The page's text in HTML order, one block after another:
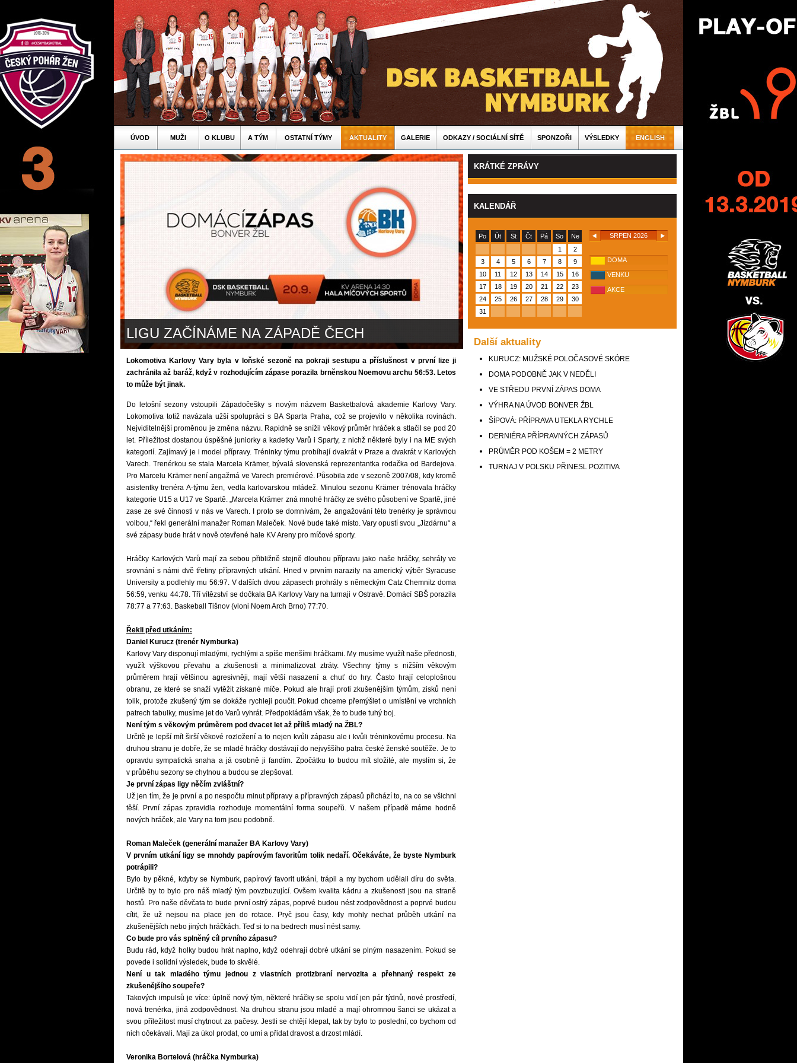
ÚVOD MUŽI O KLUBU A TÝM OSTATNÍ TÝMY AKTUALITY GALERIE ODKAZY / SOCIÁLNÍ SÍTĚ SPONZOŘI VÝSLEDKY ENGLISH
LIGU ZAČÍNÁME NA ZÁPADĚ ČECH
Lokomotiva Karlovy Vary byla v loňské sezoně na pokraji sestupu a příslušnost v první lize ji
zachránila až baráž, když v rozhodujícím zápase porazila brněnskou Noemovu archu 56:53. Letos
to může být jinak.
Do letošní sezony vstoupili Západočešky s novým názvem Basketbalová akademie Karlovy Vary.
Lokomotiva totiž navázala užší spolupráci s BA Sparta Praha, což se projevilo v několika rovinách.
Nejviditelnější proměnou je změna názvu. Rapidně se snížil věkový průměr hráček a stlačil se pod 20
let. Příležitost dostanou úspěšné juniorky a kadetky Varů i Sparty, z nichž některé byly i na ME svých
kategorií. Zajímavý je i model přípravy. Tréninky týmu probíhají dvakrát v Praze a dvakrát v Karlových
Varech. Trenérkou se stala Marcela Krämer, bývalá slovenská reprezentantka rodačka od Bardejova.
Pro Marcelu Krämer není angažmá ve Varech premiérové. Působila zde v sezoně 2007/08, kdy kromě
asistentky trenéra A-týmu žen, vedla karlovarskou mládež. Minulou sezonu Krämer trénovala hráčky
kategorie U15 a U17 ve Spartě. „Marcela Krämer zná mnohé hráčky ze svého působení ve Spartě, jiné
zase ze své činnosti v nás ve Varech. I proto se domnívám, že angažování této trenérky je správnou
volbou,“ řekl generální manažer Roman Maleček. Nové bude také místo. Vary opustí svou „Jízdárnu“ a
své zápasy bude hrát v nově otevřené hale KV Areny pro míčové sporty.
Hráčky Karlových Varů mají za sebou přibližně stejně dlouhou přípravu jako naše hráčky, sehrály ve
srovnání s námi dvě třetiny přípravných utkání. Hned v prvním narazily na americký výběr Syracuse
University a podlehly mu 56:97. V dalších dvou zápasech prohrály s německým Catz Chemnitz doma
56:59, venku 44:78. Tří vítězství se dočkala BA Karlovy Vary na turnaji v Ostravě. Domácí SBŠ porazila
78:77 a 77:63. Baskeball Tišnov (vloni Noem Arch Brno) 77:70.
Řekli před utkáním:
Daniel Kurucz (trenér Nymburka)
Karlovy Vary disponují mladými, rychlými a spíše menšími hráčkami. My musíme využít naše přednosti,
využít výškovou převahu a zkušenosti a minimalizovat ztráty. Všechny týmy s nižším věkovým
průměrem hrají většinou agresivněji, mají větší nasazení a chuť do hry. Často hrají celoplošnou
obranu, ze které se snaží vytěžit získané míče. Pokud ale hrají proti zkušenějším týmům, zisků není
tolik, protože zkušený tým se dokáže rychleji poučit. Pokud chceme přemýšlet o umístění ve vrchních
patrech tabulky, musíme jet do Varů vyhrát. Předpokládám však, že to bude tuhý boj.
Není tým s věkovým průměrem pod dvacet let až příliš mladý na ŽBL?
Určitě je lepší mít širší věkové rozložení a to nejen kvůli zápasu ale i kvůli tréninkovému procesu. Na
druhou stranu je dobře, že se mladé hráčky dostávají do nejvyššího patra české ženské soutěže. Je to
opravdu sympatická snaha a já osobně ji fandím. Zpočátku to budou mít složité, ale myslím si, že
v průběhu sezony se chytnou a budou se zlepšovat.
Je první zápas ligy něčím zvláštní?
Už jen tím, že je první a po nespočtu minut přípravy a přípravných zápasů přichází to, na co se všichni
těší. První zápas zpravidla rozhoduje momentální forma soupeřů. V našem případě máme hodně
nových hráček, ale Vary na tom jsou podobně.
Roman Maleček (generální manažer BA Karlovy Vary)
V prvním utkání ligy se mnohdy papírovým favoritům tolik nedaří. Očekáváte, že byste Nymburk
potrápili?
Bylo by pěkné, kdyby se Nymburk, papírový favorit utkání, trápil a my bychom udělali díru do světa.
Určitě by to bylo pro náš mladý tým povzbuzující. Ovšem kvalita kádru a zkušenosti jsou na straně
hostů. Pro naše děvčata to bude první ostrý zápas, poprvé budou nést zodpovědnost a poprvé budou
cítit, že už nejsou na place jen do rotace. Pryč jsou časy, kdy mohly nechat průběh utkání na
zkušenějších nebo jiných hráčkách. Teď si to na bedrech musí nést samy.
Co bude pro vás splněný cíl prvního zápasu?
Budu rád, když holky budou hrát naplno, když odehrají dobré utkání se plným nasazením. Pokud se
povede i solidní výsledek, bude to skvělé.
Není u tak mladého týmu jednou z vlastních protizbraní nervozita a přehnaný respekt ze
zkušenějšího soupeře?
Takových impulsů je více: úplně nový tým, některé hráčky se spolu vidí jen pár týdnů, nové prostředí,
nová trenérka, jiná zodpovědnost. Na druhou stranu jsou mladé a mají ohromnou šanci se ukázat a
svou příležitost musí chytnout za pačesy. Jestli se chtějí klepat, tak by bylo to poslední, co bychom od
nich očekávali. Mají za úkol prodat, co umí a přidat dravost a drzost mládí.
Veronika Bortelová (hráčka Nymburka)
KRÁTKÉ ZPRÁVY
KALENDÁŘ
SRPEN 2026
DOMA
VENKU
AKCE
Po Út St Čt Pá So
Ne
1
2
3
4 5 6 7 8
9
10
11 12 13 14 15
16
17
18 19 20 21 22
23
24
25 26 27 28 29
30
31
Další aktuality
KURUCZ: MUŽSKÉ POLOČASOVÉ SKÓRE
DOMA PODOBNĚ JAK V NEDĚLI
VE STŘEDU PRVNÍ ZÁPAS DOMA
VÝHRA NA ÚVOD BONVER ŽBL
ŠÍPOVÁ: PŘÍPRAVA UTEKLA RYCHLE
DERNIÉRA PŘÍPRAVNÝCH ZÁPASŮ
PRŮMĚR POD KOŠEM = 2 METRY
TURNAJ V POLSKU PŘINESL POZITIVA